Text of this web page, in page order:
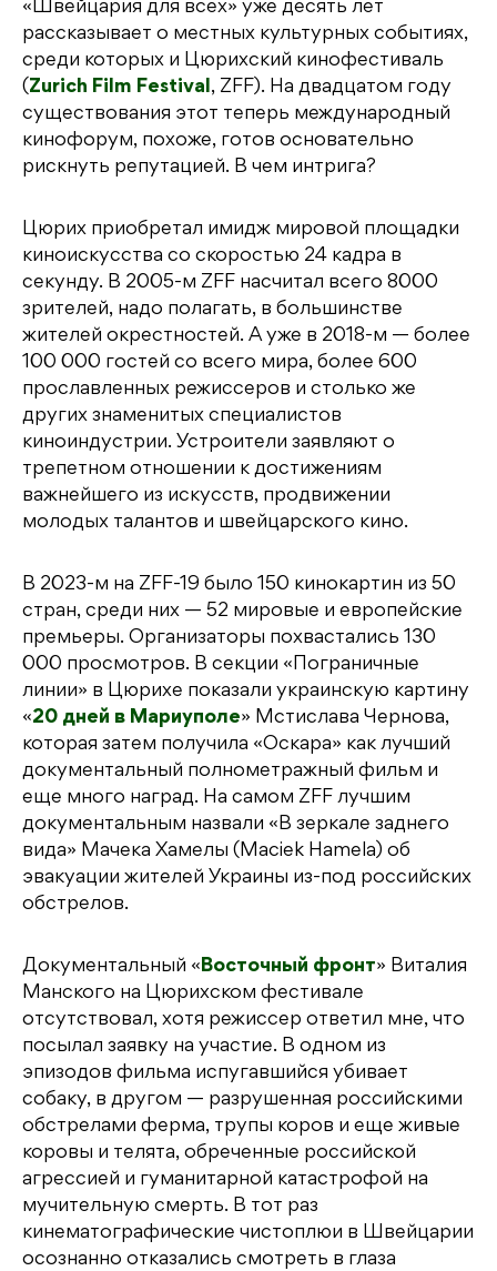
«Швейцария для всех» уже десять лет
рассказывает о местных культурных событиях,
среди которых и Цюрихский кинофестиваль
(Zurich Film Festival, ZFF). На двадцатом году
существования этот теперь международный
кинофорум, похоже, готов основательно
рискнуть репутацией. В чем интрига?
Цюрих приобретал имидж мировой площадки
киноискусства со скоростью 24 кадра в
секунду. В 2005-м ZFF насчитал всего 8000
зрителей, надо полагать, в большинстве
жителей окрестностей. А уже в 2018-м — более
100 000 гостей со всего мира, более 600
прославленных режиссеров и столько же
других знаменитых специалистов
киноиндустрии. Устроители заявляют о
трепетном отношении к достижениям
важнейшего из искусств, продвижении
молодых талантов и швейцарского кино.
В 2023-м на ZFF-19 было 150 кинокартин из 50
стран, среди них — 52 мировые и европейские
премьеры. Организаторы похвастались 130
000 просмотров. В секции «Пограничные
линии» в Цюрихе показали украинскую картину
«20 дней в Мариуполе» Мстислава Чернова,
которая затем получила «Оскара» как лучший
документальный полнометражный фильм и
еще много наград. На самом ZFF лучшим
документальным назвали «В зеркале заднего
вида» Мачека Хамелы (Maciek Hamela) об
эвакуации жителей Украины из-под российских
обстрелов.
Документальный «Восточный фронт» Виталия
Манского на Цюрихском фестивале
отсутствовал, хотя режиссер ответил мне, что
посылал заявку на участие. В одном из
эпизодов фильма испугавшийся убивает
собаку, в другом — разрушенная российскими
обстрелами ферма, трупы коров и еще живые
коровы и телята, обреченные российской
агрессией и гуманитарной катастрофой на
мучительную смерть. В тот раз
кинематографические чистоплюи в Швейцарии
осознанно отказались смотреть в глаза